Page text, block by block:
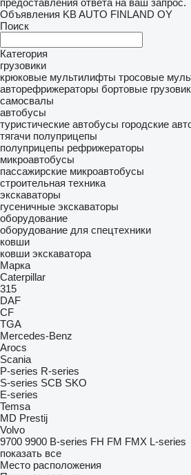
предоставления ответа на ваш запрос.
Объявления KB AUTO FINLAND OY
Поиск
Категория
грузовики
крюковые мультилифты тросовые
авторефрижераторы бортовые
самосвалы
автобусы
туристические автобусы городские
тягачи полуприцепы
полуприцепы рефрижераторы
микроавтобусы
пассажирские микроавтобусы
строительная техника
экскаваторы
гусеничные экскаваторы
оборудование
оборудование для спецтехники
ковши
ковши экскаватора
Марка
Caterpillar
315
DAF
CF
TGA
Mercedes-Benz
Arocs
Scania
P-series R-series
S-series SCB SKO
E-series
Temsa
MD Prestij
Volvo
9700 9900 B-series FH FM FMX L-series
показать все
Место расположения